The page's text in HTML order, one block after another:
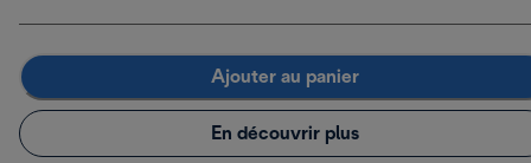
Ajouter au panier
En découvrir plus